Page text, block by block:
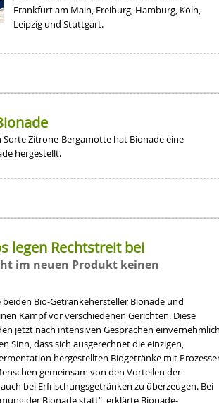
Frankfurt am Main, Freiburg, Hamburg, Köln,
Leipzig und Stuttgart.
Zitrone-Bergamotte hat Bionade eine
hergestellt.
legen Rechtstreit bei
im neuen Produkt keinen
Bio-Getränkehersteller Bionade und
Kampf vor verschiedenen Gerichten. Diese
jetzt nach intensiven Gesprächen
Sinn, dass sich ausgerechnet die einzigen,
hergestellten Biogetränke mit
gemeinsam von den Vorteilen der
bei Erfrischungsgetränken zu überzeugen. Bei
der Bionade statt“, erklärte Bionade-